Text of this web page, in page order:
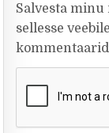
Salvesta minu
sellesse